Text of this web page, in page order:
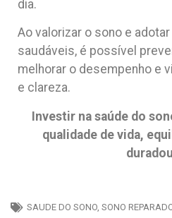
dia.
Ao valorizar o sono e
saudáveis, é possível
melhorar o desempenho e
e clareza.
Investir na saúde do
qualidade de vida,
SAUDE DO SONO, SONO